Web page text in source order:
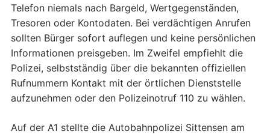
Telefon niemals nach Bargeld, Wertgegenständen,
Tresoren oder Kontodaten. Bei verdächtigen Anrufen
sollten Bürger sofort auflegen und keine persönlichen
Informationen preisgeben. Im Zweifel empfiehlt die
Polizei, selbstständig über die bekannten offiziellen
Rufnummern Kontakt mit der örtlichen Dienststelle
aufzunehmen oder den Polizeinotruf 110 zu wählen.
Auf der A1 stellte die Autobahnpolizei Sittensen am